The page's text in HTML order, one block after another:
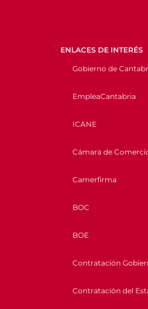
ENLACES DE INTERÉS
Gobierno de
EmpleaCantabria
ICANE
Cámara de
Camerfirma
BOC
BOE
Contratación
Contratación del